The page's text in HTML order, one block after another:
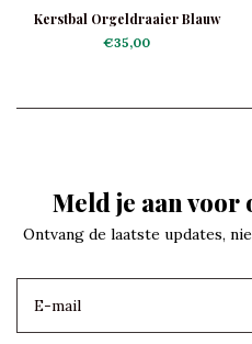
Kerstbal Orgeldraaier Blauw
€35,00
Meld je aan voor
Ontvang de laatste updates,